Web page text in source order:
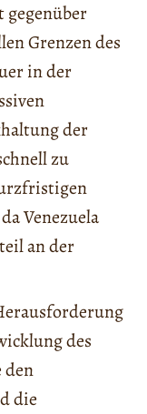
gegenüber
Grenzen des
in der
der
zu
Venezuela
an der
des
den
die